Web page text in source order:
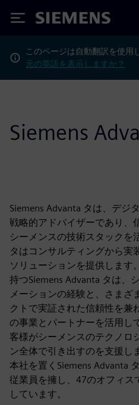
Siemens
このページは自動翻訳を使用
元の英語を表示しますか？
Siemens
Siemens Advanta タは、デジ
戦略的アドバイザーであり、
シーメンスの技術スタックを
タはコンサルティングから実
ソリューションを提供します
持つSiemens Advanta タは、
メーションの経験と、さまざ
クトで実証された信頼性を兼
の事業とパートナーを活用し
客様がシーメンスのテクノロ
ン全体で引き出すのを支援し
本社を置くSiemens Advanta
従業員を擁し、47のオフィス
しています。